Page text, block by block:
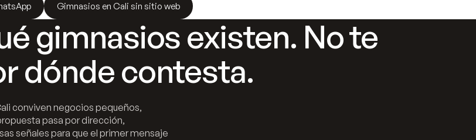
Gimnasios en Cali sin sitio web
gimnasios existen. No te
dónde contesta.
conviven negocios pequeños,
pasa por dirección,
señales para que el primer mensaje